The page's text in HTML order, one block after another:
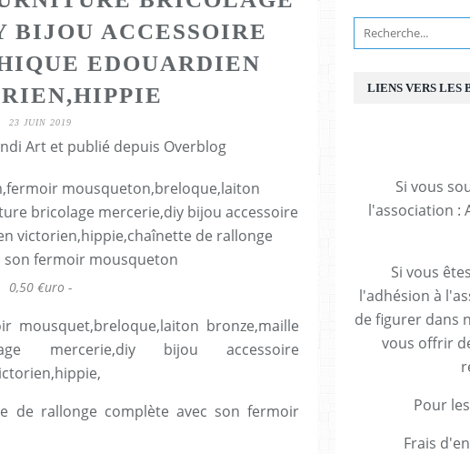
BIJOU ACCESSOIRE
EDOUARDIEN
23 JUIN 2019
Art et publié depuis Overblog
0,50 €uro -
mousquet,breloque,laiton bronze,maille
mercerie,diy bijou accessoire
de rallonge complète avec son fermoir
LIENS VERS LES
Si vous
l'association :
Si vous
l'adhésion à
de figurer dans
vous offrir
Pour
Frais